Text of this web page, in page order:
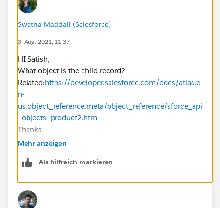
Swetha Maddali (Salesforce)
3. Aug. 2021, 11:37
HI Satish,
What object is the child record?
Related:https://developer.salesforce.com/docs/atlas.e
n-
us.object_reference.meta/object_reference/sforce_api
_objects_product2.htm
Thanks
Mehr anzeigen
Als hilfreich markieren